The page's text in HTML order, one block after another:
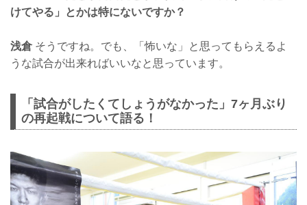
けてやる」とかは特にないですか？
浅倉そうですね。でも、「怖いな」と思ってもらえるよ
うな試合が出来ればいいなと思っています。
「試合がしたくてしょうがなかった」7ヶ月ぶり
の再起戦について語る！